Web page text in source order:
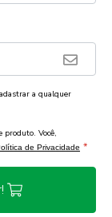
a qualquer
produto. Você,
de Privacidade *